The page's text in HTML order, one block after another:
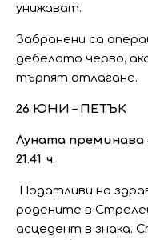
унижават.
Забранени са
дебелото черво,
търпят отлагане.
26 ЮНИ – ПЕТЪК
Луната
21.41 ч.
Податливи на
родените в
асцедент в знака.